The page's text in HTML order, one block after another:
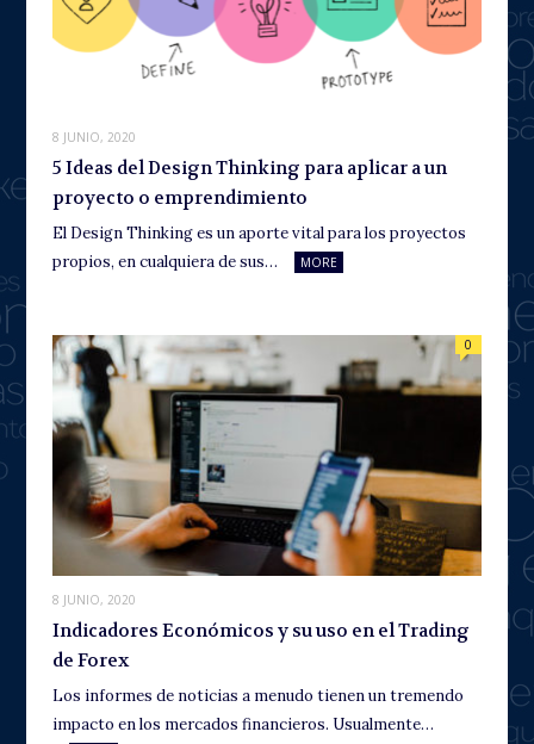
8 JUNIO, 2020
5 Ideas del Design Thinking para aplicar a un
proyecto o emprendimiento
El Design Thinking es un aporte vital para los proyectos
propios, en cualquiera de sus…
MORE
8 JUNIO, 2020
0
Indicadores Económicos y su uso en el Trading
de Forex
Los informes de noticias a menudo tienen un tremendo
impacto en los mercados financieros. Usualmente…